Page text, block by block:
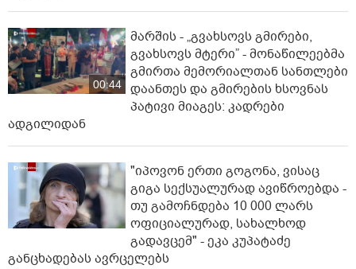
00:44
მარშის - „გვახსოვს გმირები,
გვახსოვს მტერი” - მონაწილეებმა
გმირთა მემორიალთან სანთლები
დაანთეს და გმირების ხსოვნას
პატივი მიაგეს: კადრები
ადგილიდან
"იპოვონ ერთი გოგონა, ვისაც
გიგა სექსუალურად ავიწროებდა -
თუ გამოჩნდება 10 000 ლარს
ოფიციალურად, სახალხოდ
გადავცემ" - ეკა კუპატაძე
განცხადებას ავრცელებს